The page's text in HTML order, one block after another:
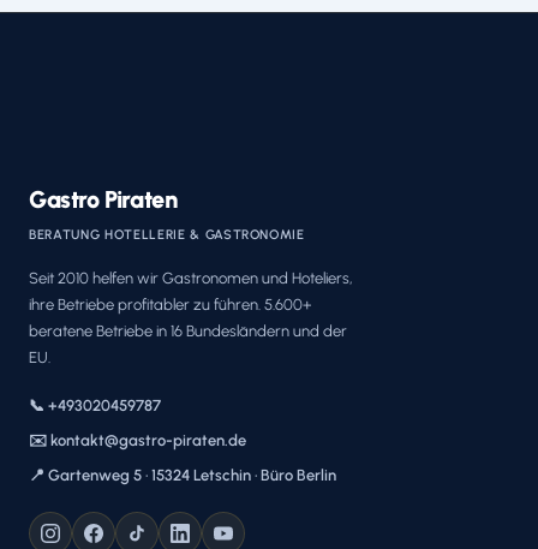
Gastro Piraten
BERATUNG HOTELLERIE & GASTRONOMIE
Seit 2010 helfen wir Gastronomen und Hoteliers,
ihre Betriebe profitabler zu führen. 5.600+
beratene Betriebe in 16 Bundesländern und der
EU.
📞 +493020459787
✉️ kontakt@gastro-piraten.de
📍 Gartenweg 5 · 15324 Letschin · Büro Berlin